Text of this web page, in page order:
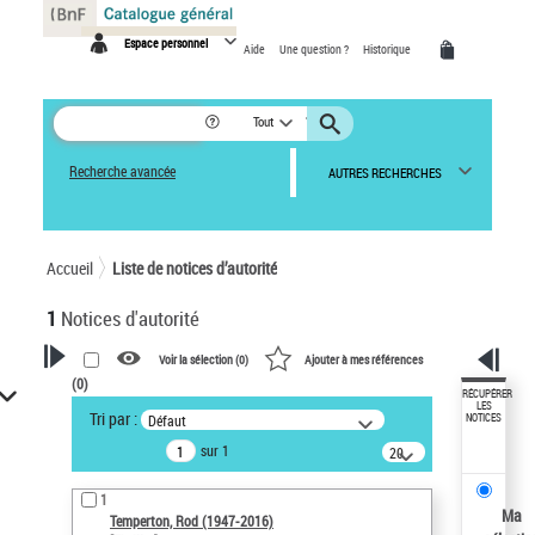
Espace personnel Aide Une question ? Historique
Tout
Recherche avancée AUTRES RECHERCHES
Accueil Liste de notices d’autorité
1 Notices d'autorité
VOTRE RECHERCHE
Recherche avancée dans les
notices d’autorité
Œuvres liées à l'auteur :
Temperton, Rod (1947-2016)
Voir la sélection (0) Ajouter à mes références
(0)
Tri par : Défaut
sur 1
20
résultats/page
1
Temperton, Rod (1947-2016)
RÉCUPÉRER
LES
NOTICES
Ma
Panneau de gestion des cookies